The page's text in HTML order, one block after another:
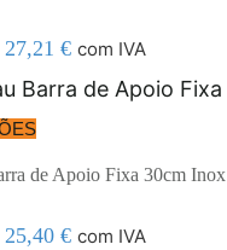
27,21 € com IVA
de Apoio Fixa 30cm Inox
25,40 € com IVA